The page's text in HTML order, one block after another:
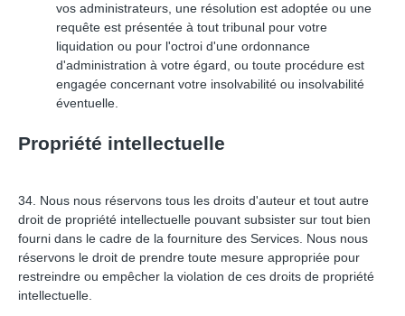
vos administrateurs, une résolution est adoptée ou une
requête est présentée à tout tribunal pour votre
liquidation ou pour l'octroi d'une ordonnance
d'administration à votre égard, ou toute procédure est
engagée concernant votre insolvabilité ou insolvabilité
éventuelle.
Propriété intellectuelle
34. Nous nous réservons tous les droits d'auteur et tout autre
droit de propriété intellectuelle pouvant subsister sur tout bien
fourni dans le cadre de la fourniture des Services. Nous nous
réservons le droit de prendre toute mesure appropriée pour
restreindre ou empêcher la violation de ces droits de propriété
intellectuelle.